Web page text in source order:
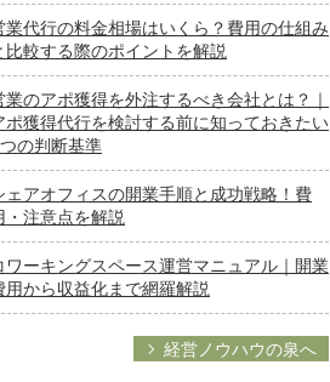
業代行の料金相場はいくら？費用の仕組み
比較する際のポイントを解説
業のアポ獲得を外注するべき会社とは？｜
ポ獲得代行を検討する前に知っておきたい
の判断基準
ェアオフィスの開業手順と成功戦略！費
・注意点を解説
ワーキングスペース運営マニュアル｜開業
用から収益化まで網羅解説
経営ノウハウの泉へ